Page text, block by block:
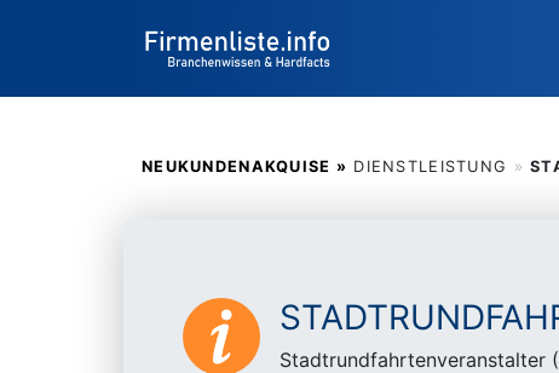
NEUKUNDENAKQUISE » DIENSTLEISTUNG »
Stadtrundfahrtenveranstalter